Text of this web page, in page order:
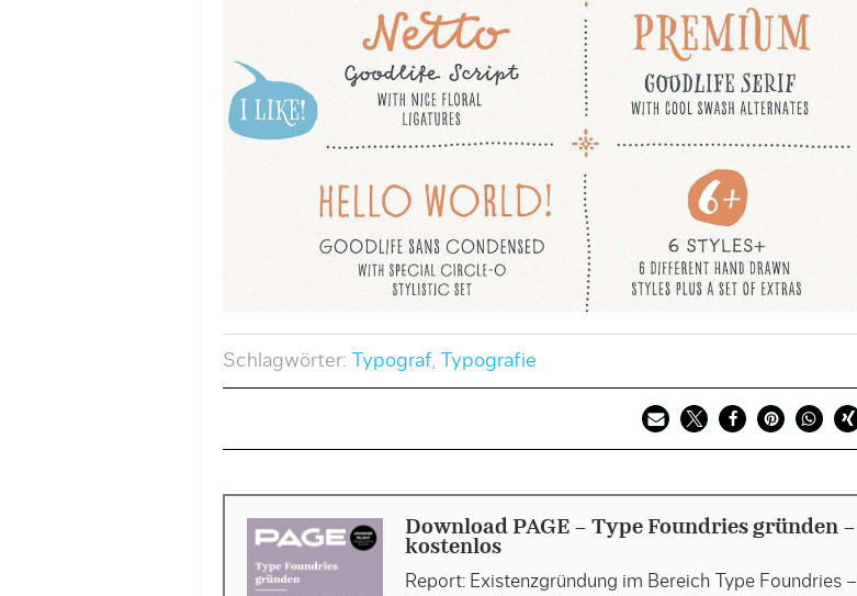
Schlagwörter: Typograf, Typografie
Download PAGE - Type Foundries gründen -
kostenlos
Report: Existenzgründung im Bereich Type Foundries –